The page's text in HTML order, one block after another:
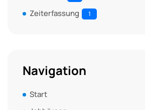
Zeiterfassung 1
Navigation
Start